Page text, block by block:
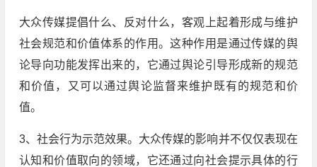
大众传媒提倡什么、反对什么，客观上起着形成与维护
社会规范和价值体系的作用。这种作用是通过传媒的舆
论导向功能发挥出来的，它通过舆论引导形成新的规范
和价值，又可以通过舆论监督来维护既有的规范和价
值。
3、社会行为示范效果。大众传媒的影响并不仅仅表现在
认知和价值取向的领域，它还通过向社会提示具体的行